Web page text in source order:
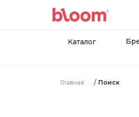
Каталог
Главная Поиск